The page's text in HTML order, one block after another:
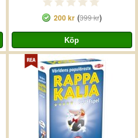
200 kr(399 kr)